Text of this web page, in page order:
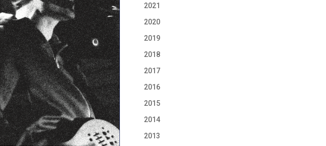
2021
2020
2019
2018
2017
2016
2015
2014
2013